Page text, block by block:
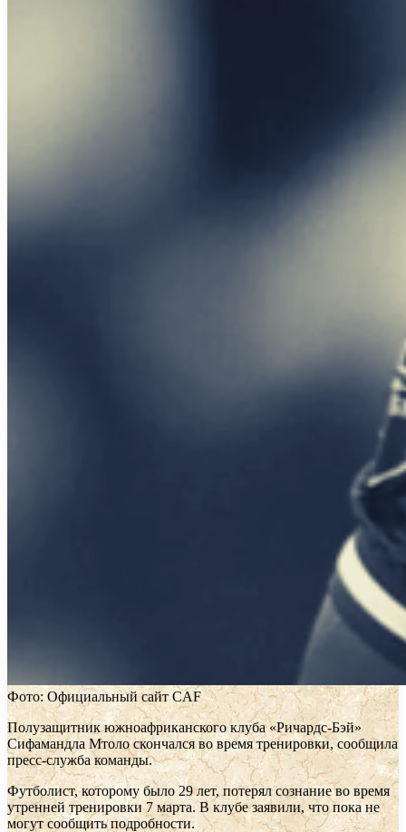
Фото: Официальный сайт CAF
Полузащитник южноафриканского клуба «Ричардс-Бэй»
Сифамандла Мтоло скончался во время тренировки, сообщила
пресс-служба команды.
Футболист, которому было 29 лет, потерял сознание во время
утренней тренировки 7 марта. В клубе заявили, что пока не
могут сообщить подробности.